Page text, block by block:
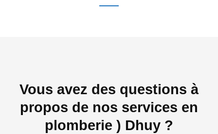
Vous avez des questions à
propos de nos services en
plomberie ) Dhuy ?